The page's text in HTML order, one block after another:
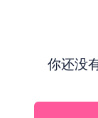
你还没